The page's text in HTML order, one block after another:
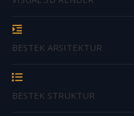
BESTEK ARSITEKTUR
BESTEK STRUKTUR